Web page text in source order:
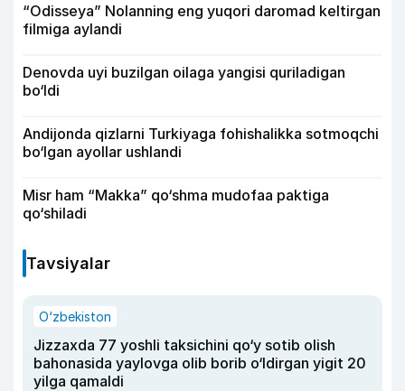
“Odisseya” Nolanning eng yuqori daromad keltirgan
filmiga aylandi
Denovda uyi buzilgan oilaga yangisi quriladigan
bo‘ldi
Andijonda qizlarni Turkiyaga fohishalikka sotmoqchi
bo‘lgan ayollar ushlandi
Misr ham “Makka” qo‘shma mudofaa paktiga
qo‘shiladi
Tavsiyalar
O‘zbekiston
Jizzaxda 77 yoshli taksichini qo‘y sotib olish
bahonasida yaylovga olib borib o‘ldirgan yigit 20
yilga qamaldi